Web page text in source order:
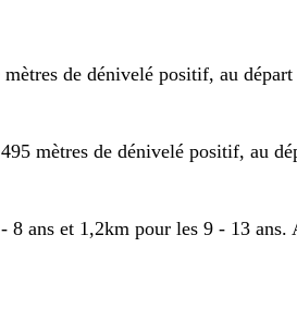
de dénivelé positif, au
mètres de dénivelé positif, au
8 ans et 1,2km pour les 9 - 13